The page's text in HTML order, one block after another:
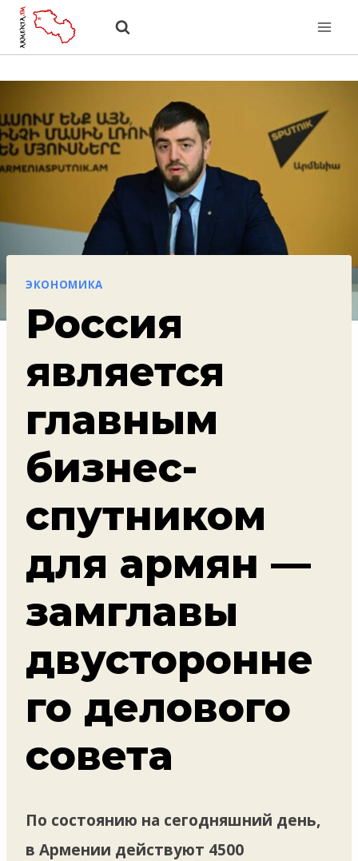
Перейти
ЭКОНОМИКА
Россия
является
главным
бизнес-
спутником
для армян —
замглавы
двусторонне
го делового
совета
По состоянию на сегодняшний день,
в Армении действуют 4500